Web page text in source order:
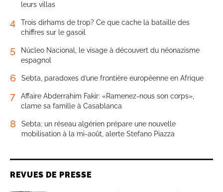
leurs villas
4
Trois dirhams de trop? Ce que cache la bataille des
chiffres sur le gasoil
5
Núcleo Nacional, le visage à découvert du néonazisme
espagnol
6 Sebta, paradoxes d’une frontière européenne en Afrique
7
Affaire Abderrahim Fakir: «Ramenez-nous son corps»,
clame sa famille à Casablanca
8
Sebta: un réseau algérien prépare une nouvelle
mobilisation à la mi-août, alerte Stefano Piazza
REVUES DE PRESSE